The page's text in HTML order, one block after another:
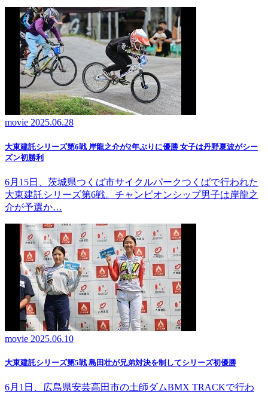
movie 2025.06.28
大東建託シリーズ第6戦 岸龍之介が2年ぶりに優勝 女子は丹野夏波がシー
ズン初勝利
6月15日、茨城県つくば市サイクルパークつくばで行われた
大東建託シリーズ第6戦。チャンピオンシップ男子は岸龍之
介が予選か…
movie 2025.06.10
大東建託シリーズ第5戦 島田壮が兄弟対決を制してシリーズ初優勝
6月1日、広島県安芸高田市の土師ダムBMX TRACKで行わ